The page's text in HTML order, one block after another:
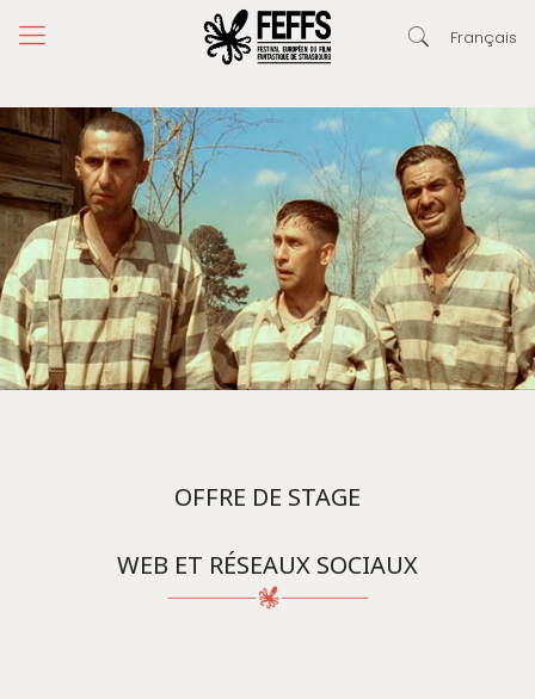
Français
OFFRE DE STAGE
WEB ET RÉSEAUX SOCIAUX